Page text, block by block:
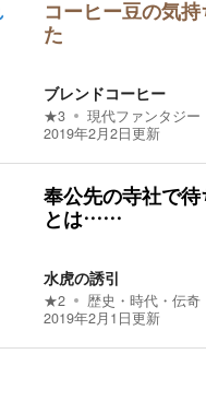
コーヒー豆の気
た
ブレンドコーヒー
★3 現代ファンタジー
2019年2月2日更新
奉公先の寺社で
とは……
水虎の誘引
★2 歴史・時代・伝奇
2019年2月1日更新